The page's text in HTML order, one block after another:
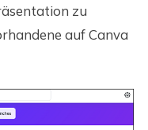
zu
auf Canva